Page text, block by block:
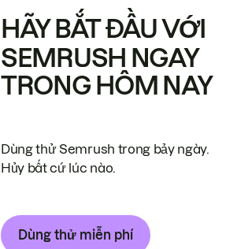
HÃY BẮT ĐẦU VỚI
SEMRUSH NGAY
TRONG HÔM NAY
Dùng thử Semrush trong bảy ngày.
Hủy bất cứ lúc nào.
Dùng thử miễn phí